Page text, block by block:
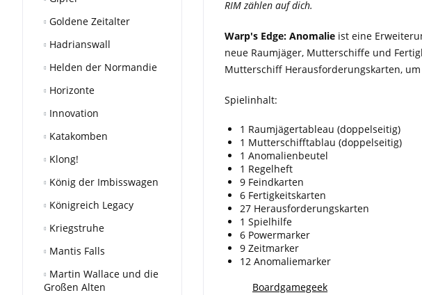
Goldene Zeitalter
Hadrianswall
Helden der Normandie
Horizonte
Innovation
Katakomben
Klong!
König der Imbisswagen
Königreich Legacy
Kriegstruhe
Mantis Falls
Martin Wallace und die
Großen Alten
RIM zählen auf dich.
Warp's Edge: Anomalie ist eine
neue Raumjäger, Mutterschiffe und
Mutterschiff Herausforderungskarten,
Spielinhalt:
1 Raumjägertableau (doppelseitig)
1 Mutterschifftablau (doppelseitig)
1 Anomalienbeutel
1 Regelheft
9 Feindkarten
6 Fertigkeitskarten
27 Herausforderungskarten
1 Spielhilfe
6 Powermarker
9 Zeitmarker
12 Anomaliemarker
Boardgamegeek